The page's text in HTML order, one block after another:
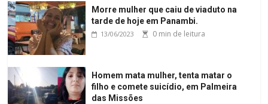
Morre mulher que caiu de viaduto na
tarde de hoje em Panambi.
13/06/2023 0 min de leitura
Homem mata mulher, tenta matar o
filho e comete suicídio, em Palmeira
das Missões